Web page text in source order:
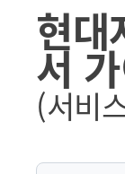
현
서
(서비